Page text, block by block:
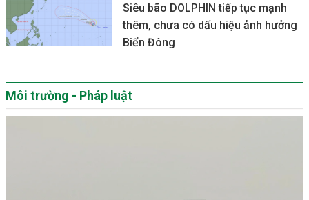
Siêu bão DOLPHIN tiếp tục mạnh
thêm, chưa có dấu hiệu ảnh hưởng
Biển Đông
Môi trường - Pháp luật